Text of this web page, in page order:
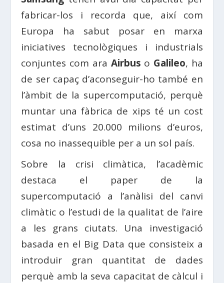
fabricar-los i recorda que, així com
Europa ha sabut posar en marxa
iniciatives tecnològiques i industrials
conjuntes com ara Airbus o Galileo, ha
de ser capaç d’aconseguir-ho també en
l’àmbit de la supercomputació, perquè
muntar una fàbrica de xips té un cost
estimat d’uns 20.000 milions d’euros,
cosa no inassequible per a un sol país.
Sobre la crisi climàtica, l’acadèmic
destaca el paper de la
supercomputació a l’anàlisi del canvi
climàtic o l’estudi de la qualitat de l’aire
a les grans ciutats. Una investigació
basada en el Big Data que consisteix a
introduir gran quantitat de dades
perquè amb la seva capacitat de càlcul i